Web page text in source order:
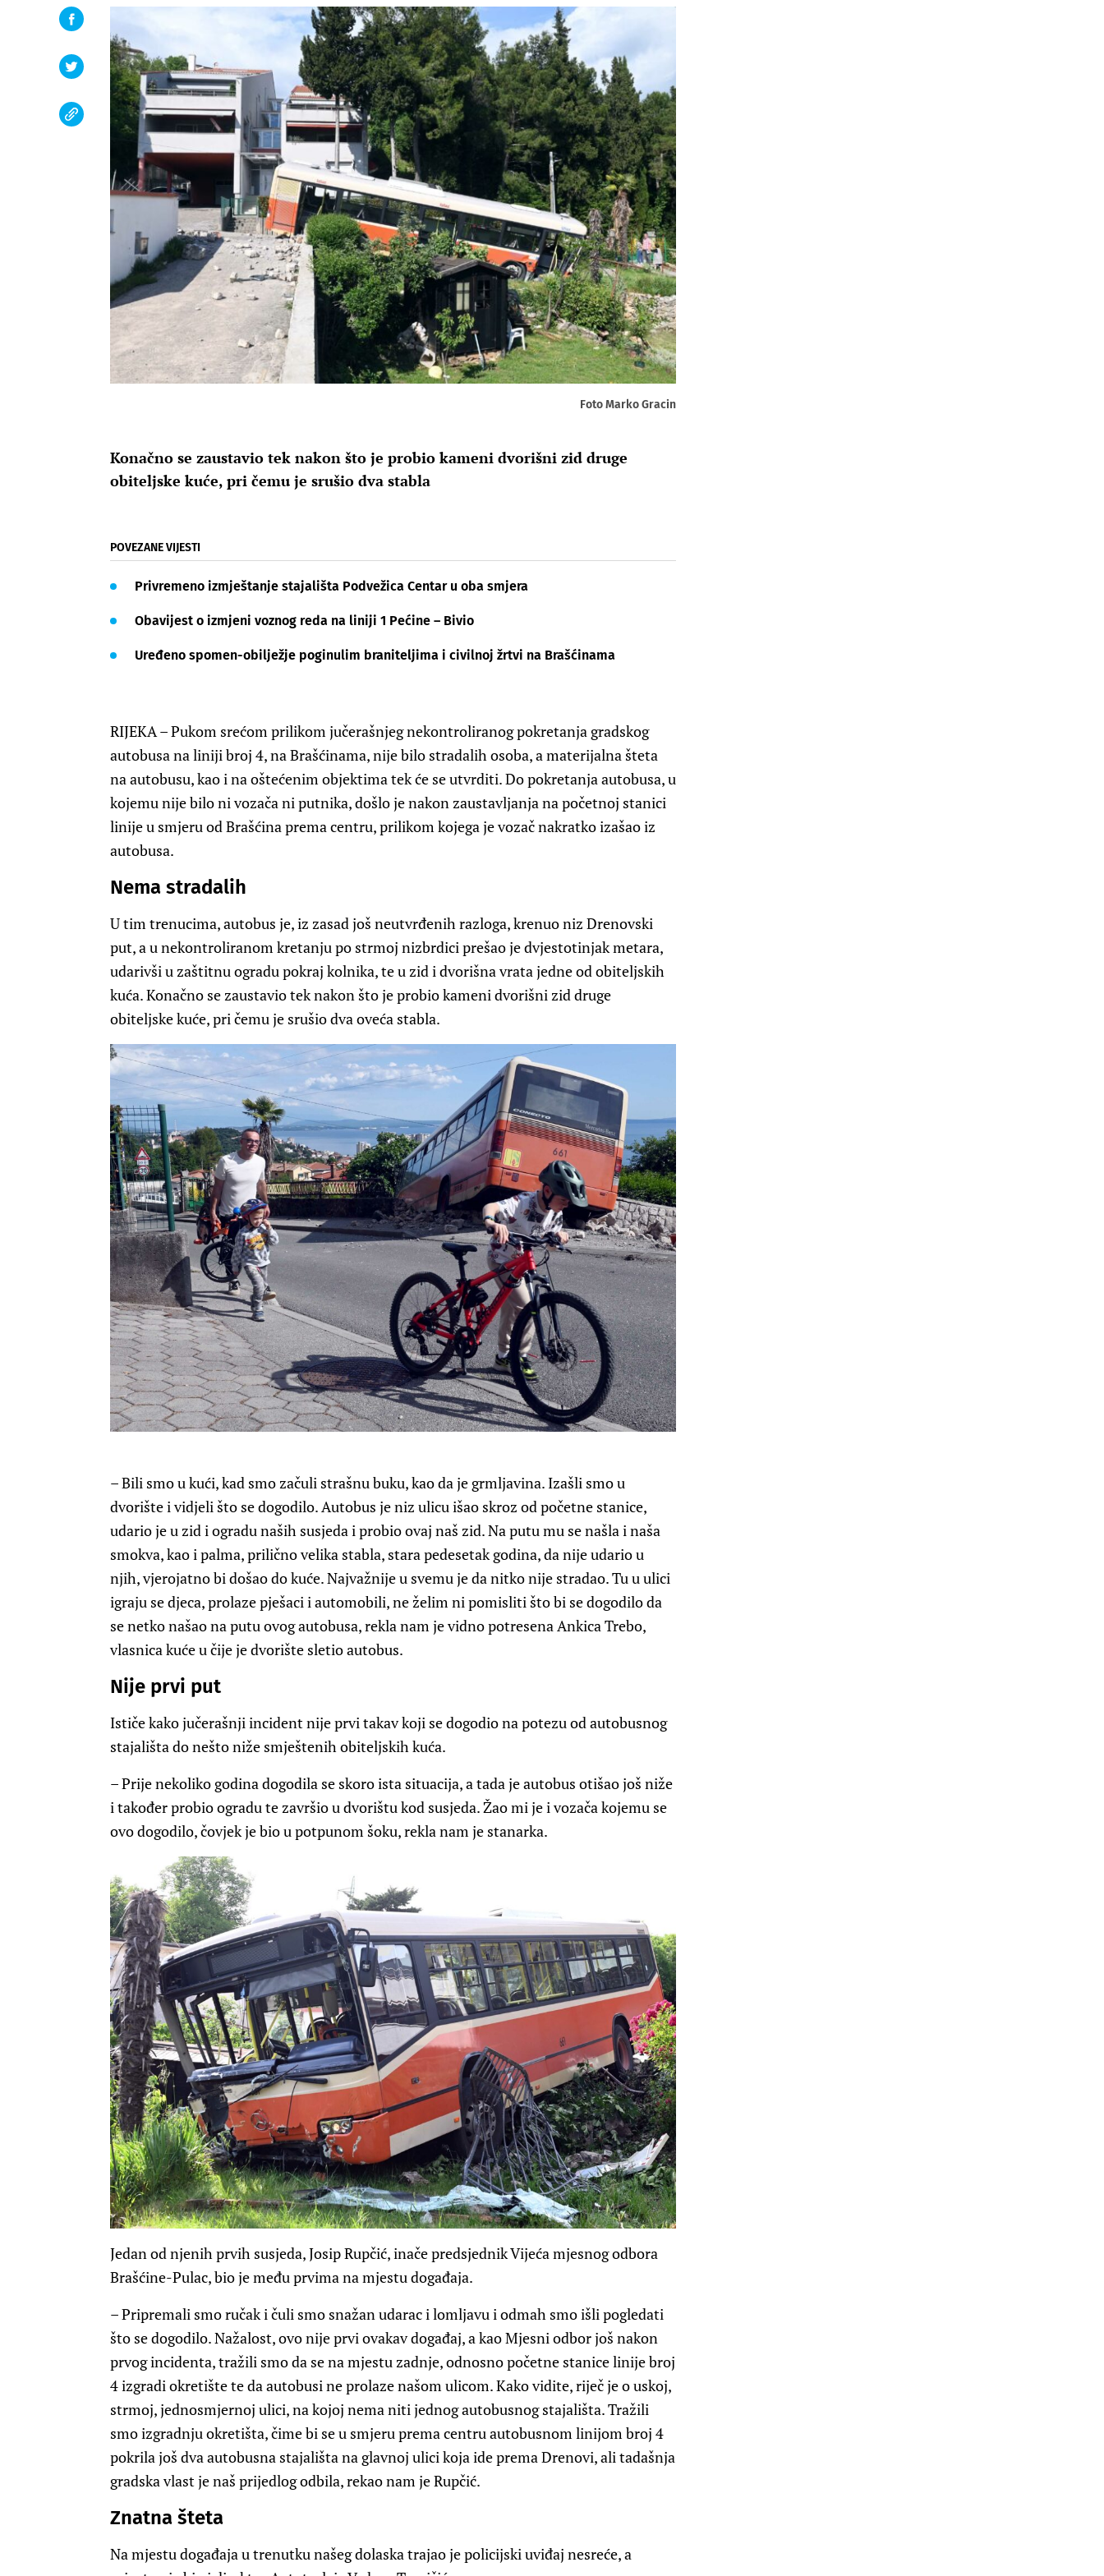
Foto Marko Gracin
Konačno se zaustavio tek nakon što je probio kameni dvorišni zid druge
obiteljske kuće, pri čemu je srušio dva stabla
POVEZANE VIJESTI
Privremeno izmještanje stajališta Podvežica Centar u oba smjera
Obavijest o izmjeni voznog reda na liniji 1 Pećine – Bivio
Uređeno spomen-obilježje poginulim braniteljima i civilnoj žrtvi na Brašćinama
RIJEKA – Pukom srećom prilikom jučerašnjeg nekontroliranog pokretanja gradskog
autobusa na liniji broj 4, na Brašćinama, nije bilo stradalih osoba, a materijalna šteta
na autobusu, kao i na oštećenim objektima tek će se utvrditi. Do pokretanja autobusa, u
kojemu nije bilo ni vozača ni putnika, došlo je nakon zaustavljanja na početnoj stanici
linije u smjeru od Brašćina prema centru, prilikom kojega je vozač nakratko izašao iz
autobusa.
Nema stradalih
U tim trenucima, autobus je, iz zasad još neutvrđenih razloga, krenuo niz Drenovski
put, a u nekontroliranom kretanju po strmoj nizbrdici prešao je dvjestotinjak metara,
udarivši u zaštitnu ogradu pokraj kolnika, te u zid i dvorišna vrata jedne od obiteljskih
kuća. Konačno se zaustavio tek nakon što je probio kameni dvorišni zid druge
obiteljske kuće, pri čemu je srušio dva oveća stabla.
– Bili smo u kući, kad smo začuli strašnu buku, kao da je grmljavina. Izašli smo u
dvorište i vidjeli što se dogodilo. Autobus je niz ulicu išao skroz od početne stanice,
udario je u zid i ogradu naših susjeda i probio ovaj naš zid. Na putu mu se našla i naša
smokva, kao i palma, prilično velika stabla, stara pedesetak godina, da nije udario u
njih, vjerojatno bi došao do kuće. Najvažnije u svemu je da nitko nije stradao. Tu u ulici
igraju se djeca, prolaze pješaci i automobili, ne želim ni pomisliti što bi se dogodilo da
se netko našao na putu ovog autobusa, rekla nam je vidno potresena Ankica Trebo,
vlasnica kuće u čije je dvorište sletio autobus.
Nije prvi put
Ističe kako jučerašnji incident nije prvi takav koji se dogodio na potezu od autobusnog
stajališta do nešto niže smještenih obiteljskih kuća.
– Prije nekoliko godina dogodila se skoro ista situacija, a tada je autobus otišao još niže
i također probio ogradu te završio u dvorištu kod susjeda. Žao mi je i vozača kojemu se
ovo dogodilo, čovjek je bio u potpunom šoku, rekla nam je stanarka.
Jedan od njenih prvih susjeda, Josip Rupčić, inače predsjednik Vijeća mjesnog odbora
Brašćine-Pulac, bio je među prvima na mjestu događaja.
– Pripremali smo ručak i čuli smo snažan udarac i lomljavu i odmah smo išli pogledati
što se dogodilo. Nažalost, ovo nije prvi ovakav događaj, a kao Mjesni odbor još nakon
prvog incidenta, tražili smo da se na mjestu zadnje, odnosno početne stanice linije broj
4 izgradi okretište te da autobusi ne prolaze našom ulicom. Kako vidite, riječ je o uskoj,
strmoj, jednosmjernoj ulici, na kojoj nema niti jednog autobusnog stajališta. Tražili
smo izgradnju okretišta, čime bi se u smjeru prema centru autobusnom linijom broj 4
pokrila još dva autobusna stajališta na glavnoj ulici koja ide prema Drenovi, ali tadašnja
gradska vlast je naš prijedlog odbila, rekao nam je Rupčić.
Znatna šteta
Na mjestu događaja u trenutku našeg dolaska trajao je policijski uviđaj nesreće, a